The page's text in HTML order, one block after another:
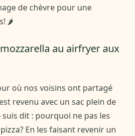
de chèvre pour une
🌶️
au airfryer aux
où nos voisins ont partagé
revenu avec un sac plein de
suis dit : pourquoi ne pas les
En les faisant revenir un